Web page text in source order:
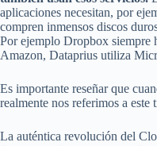
aplicaciones necesitan, por
compren inmensos discos
Por ejemplo Dropbox siempre
Amazon, Dataprius utiliza
Es importante reseñar que
realmente nos referimos a este
La auténtica revolución del